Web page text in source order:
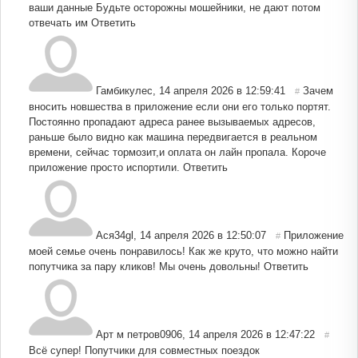
ваши данные Будьте осторожны мошейники, не дают потом
отвечать им Ответить
Гамбикулес 14 апреля 2026 в 12:59:41 # Зачем
вносить новшества в приложение если они его только портят.
Постоянно пропадают адреса ранее вызываемых адресов,
раньше было видно как машина передвигается в реальном
времени, сейчас тормозит,и оплата он лайн пропала. Короче
приложение просто испортили. Ответить
Ася34gl 14 апреля 2026 в 12:50:07 # Приложение
моей семье очень понравилось! Как же круто, что можно найти
попутчика за пару кликов! Мы очень довольны! Ответить
Арт м петров0906 14 апреля 2026 в 12:47:22 #
Всё супер! Попутчики для совместных поездок